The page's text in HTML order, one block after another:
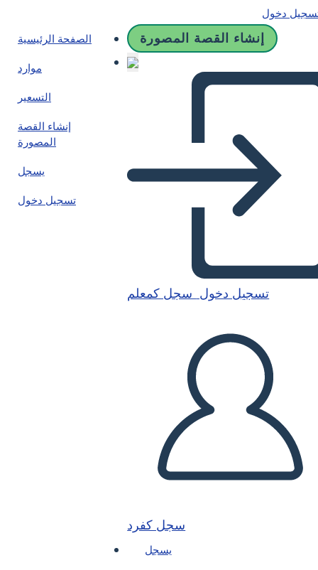
دخول
الصفحة الرئيسية
موارد
التسعير
إنشاء القصة
المصورة
يسجل
تسجيل دخول
إنشاء القصة المصورة
تسجيل دخول سجل كمعلم
سجل كفرد
يسجل